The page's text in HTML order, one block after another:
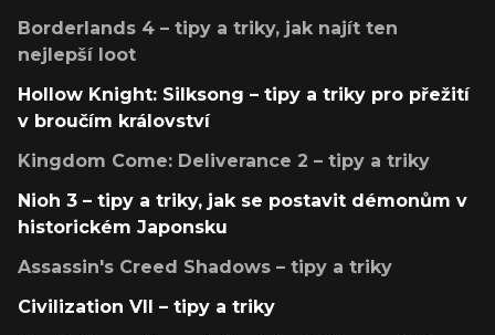
Borderlands 4 – tipy a triky, jak najít ten
nejlepší loot
Hollow Knight: Silksong – tipy a triky pro přežití
v broučím království
Kingdom Come: Deliverance 2 – tipy a triky
Nioh 3 – tipy a triky, jak se postavit démonům v
historickém Japonsku
Assassin's Creed Shadows – tipy a triky
Civilization VII – tipy a triky